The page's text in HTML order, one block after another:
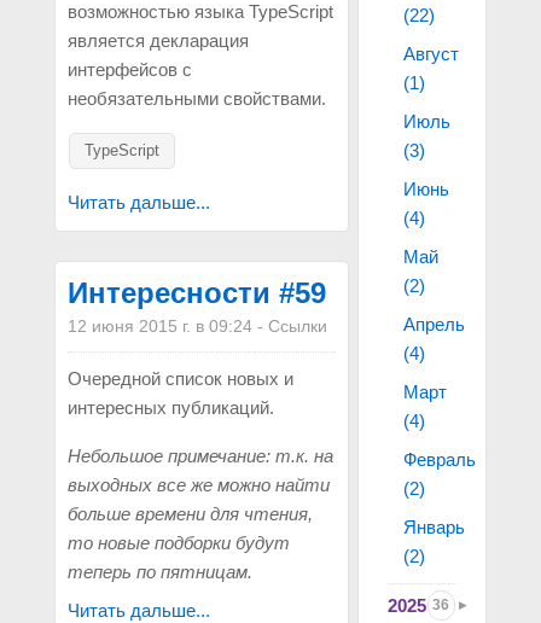
возможностью языка TypeScript
является декларация
интерфейсов с
необязательными свойствами.
TypeScript
Читать дальше...
Интересности #59
12 июня 2015 г. в 09:24- Ссылки
Очередной список новых и
интересных публикаций.
Небольшое примечание: т.к. на
выходных все же можно найти
больше времени для чтения,
то новые подборки будут
теперь по пятницам.
Читать дальше...
(22)
Август
(1)
Июль
(3)
Июнь
(4)
Май
(2)
Апрель
(4)
Март
(4)
Февраль
(2)
Январь
(2)
2025 36